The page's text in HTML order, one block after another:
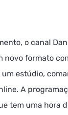
o canal
novo formato
estúdio,
A
tem uma hora